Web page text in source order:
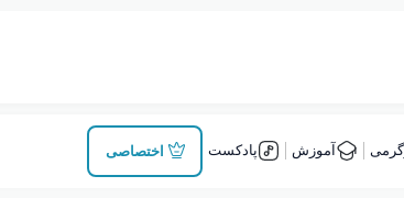
آموزش پادکست اختصاصی